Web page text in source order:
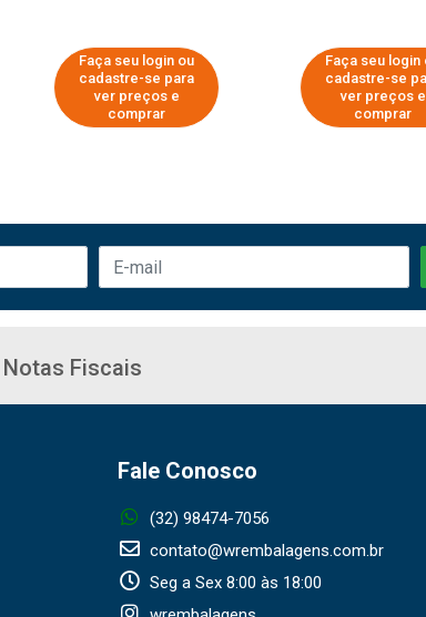
Faça seu login ou
cadastre-se para
ver preços e
comprar
Faça seu login
cadastre-se
ver preços e
comprar
Notas Fiscais
Fale Conosco
(32) 98474-7056
contato@wrembalagens.com.br
Seg a Sex 8:00 às 18:00